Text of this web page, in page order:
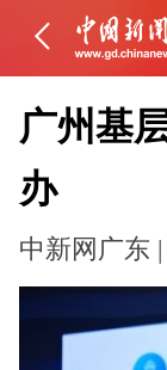
广州基
办
中新网广东 |